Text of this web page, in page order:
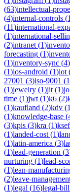
(63)intellectual-
(4)internal-controls (1
(11)international-
(1)international-
(2)intranet (1)
forecasting (1)
(1)inventory-sync (4)
(1)ios-android (1)iot
27001 (3)iso-9001 (1
(1)jewelry (1)jit (1)
time (1)jwt (1)k6 (2)
(1)kaufland (2)kdv (1
(1)knowledge-base (
(3)kpis (3)kra (1)ksef
(1)landed-cost (1)
(1)latin-america (3)
(1)lead-generation (3
nurturing (1)lead-
(1)lean-
(2)leave-
(1)legal (16)legal-